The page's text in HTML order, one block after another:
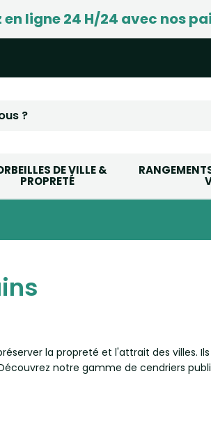
ligne 24 H/24 avec nos
DE VILLE &
PROPRETÉ
la propreté et l'attrait des villes.
notre gamme de cendriers